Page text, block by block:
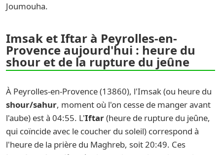
Joumouha.
Imsak et Iftar à Peyrolles-en-
Provence aujourd'hui : heure du
shour et de la rupture du jeûne
À Peyrolles-en-Provence (13860), l'Imsak (ou heure du
shour/sahur, moment où l'on cesse de manger avant
l'aube) est à 04:55. L'Iftar(heure de rupture du jeûne,
qui coïncide avec le coucher du soleil) correspond à
l'heure de la prière du Maghreb, soit 20:49. Ces